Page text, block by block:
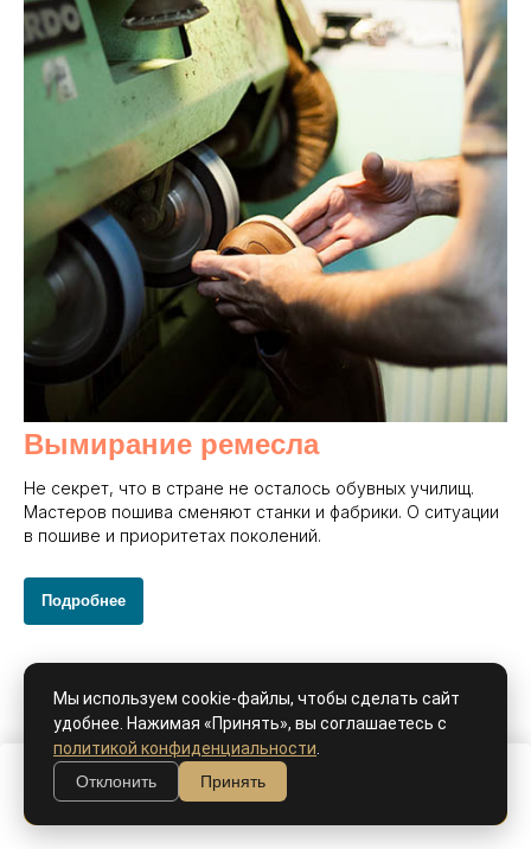
Мы используем cookie-файлы, чтобы сделать сайт
удобнее. Нажимая «Принять», вы соглашаетесь с
политикой конфиденциальности
Отклонить
Принять
В корзину
Вымирание ремесла
Не секрет, что в стране не осталось обувных училищ.
Мастеров пошива сменяют станки и фабрики. О ситуации
в пошиве и приоритетах поколений.
Подробнее